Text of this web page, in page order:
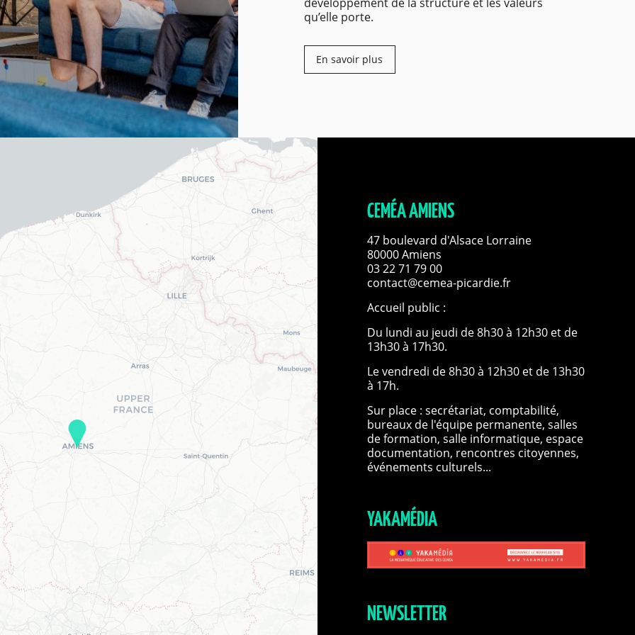
qu’elle porte.
En savoir plus
CEMÉA AMIENS
47 boulevard d'Alsace Lorraine
80000 Amiens
03 22 71 79 00
contact@cemea-picardie.fr
Accueil public :
Du lundi au jeudi de 8h30 à 12h30 et de
13h30 à 17h30.
Le vendredi de 8h30 à 12h30 et de 13h30
à 17h.
Sur place : secrétariat, comptabilité,
bureaux de l'équipe permanente, salles
de formation, salle informatique, espace
documentation, rencontres citoyennes,
événements culturels...
YAKAMÉDIA
NEWSLETTER